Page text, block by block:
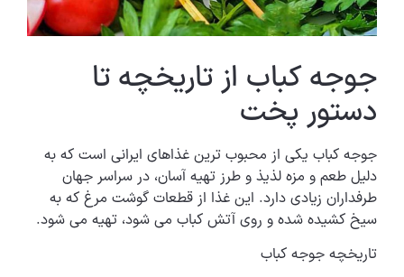
جوجه کباب از تاریخچه تا
دستور پخت
جوجه کباب یکی از محبوب ترین غذاهای ایرانی است که به
دلیل طعم و مزه لذیذ و طرز تهیه آسان، در سراسر جهان
طرفداران زیادی دارد. این غذا از قطعات گوشت مرغ که به
سیخ کشیده شده و روی آتش کباب می شود، تهیه می شود.
تاریخچه جوجه کباب